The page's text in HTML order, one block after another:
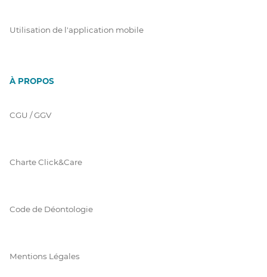
Utilisation de l'application mobile
À PROPOS
CGU / GGV
Charte Click&Care
Code de Déontologie
Mentions Légales